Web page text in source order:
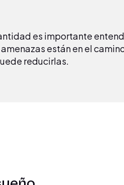
es importante
están en el
reducirlas.